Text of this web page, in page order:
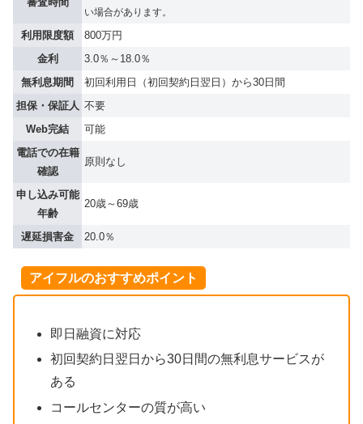
い場合があります。
利用限度額
800万円
金利
3.0％～18.0％
無利息期間
初回利用日（初回契約日翌日）から30日間
担保・保証人 不要
Web完結
可能
電話での在籍
確認
原則なし
申し込み可能
年齢
20歳～69歳
遅延損害金 20.0％
アイフルのおすすめポイント
即日融資に対応
初回契約日翌日から30日間の無利息サービスが
ある
コールセンターの質が高い